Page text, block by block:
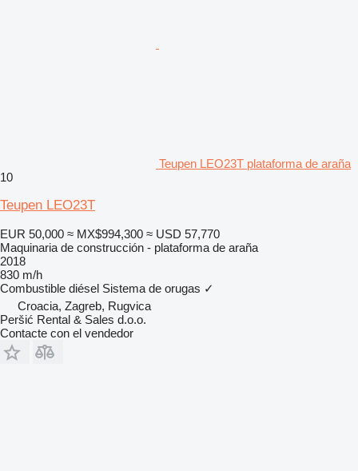
Teupen LEO23T plataforma de araña
10
Teupen LEO23T
EUR 50,000 ≈ MX$994,300 ≈ USD 57,770
Maquinaria de construcción - plataforma de araña
2018
830 m/h
Combustible diésel Sistema de orugas ✓
Croacia, Zagreb, Rugvica
Peršić Rental & Sales d.o.o.
Contacte con el vendedor